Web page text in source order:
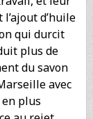
d’huile
qui durcit
plus de
du savon
avec
plus